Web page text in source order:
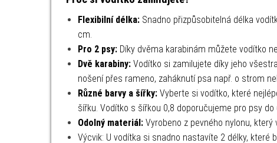
Flexibilní délka: Snadno přizpůsobitelná délka
cm.
Pro 2 psy: Díky dvěma karabinám můžete vodítko
Dvě karabiny: Vodítko si zamilujete díky jeho
nošení přes rameno, zaháknutí psa např. o strom
Různé barvy a šířky: Vyberte si vodítko, které
šířku. Vodítko s šířkou 0,8 doporučujeme pro psy
Odolný materiál: Vyrobeno z pevného nylonu,
Výcvik: U vodítka si snadno nastavíte 2 délky,